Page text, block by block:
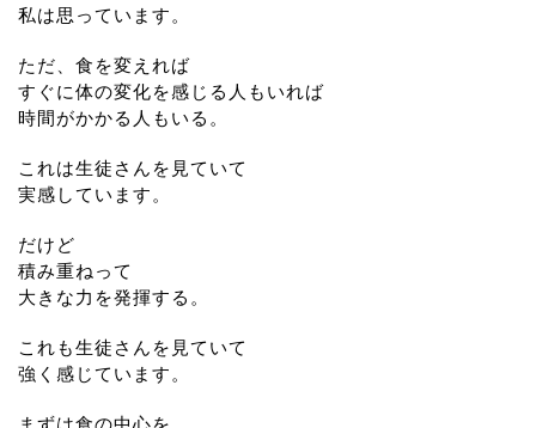
私は思っています。
ただ、食を変えれば
すぐに体の変化を感じる人もいれば
時間がかかる人もいる。
これは生徒さんを見ていて
実感しています。
だけど
積み重ねって
大きな力を発揮する。
これも生徒さんを見ていて
強く感じています。